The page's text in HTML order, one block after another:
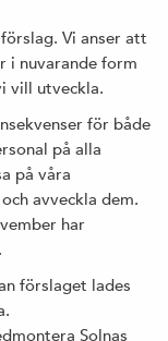
Vi anser att
i nuvarande form
vill utveckla.
för både
på alla
på våra
avveckla dem.
har
förslaget lades
Solnas